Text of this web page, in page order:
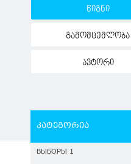
წიგნი
გამომცემლობა
ავტორი
კატეგორია
ВЫБОРЫ 1